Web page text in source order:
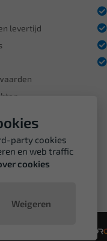
levertijd
party cookies
en web traffic
cookies
Weigeren